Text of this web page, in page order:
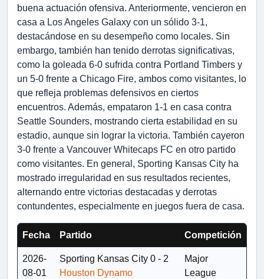
buena actuación ofensiva. Anteriormente, vencieron en
casa a Los Angeles Galaxy con un sólido 3-1,
destacándose en su desempeño como locales. Sin
embargo, también han tenido derrotas significativas,
como la goleada 6-0 sufrida contra Portland Timbers y
un 5-0 frente a Chicago Fire, ambos como visitantes, lo
que refleja problemas defensivos en ciertos
encuentros. Además, empataron 1-1 en casa contra
Seattle Sounders, mostrando cierta estabilidad en su
estadio, aunque sin lograr la victoria. También cayeron
3-0 frente a Vancouver Whitecaps FC en otro partido
como visitantes. En general, Sporting Kansas City ha
mostrado irregularidad en sus resultados recientes,
alternando entre victorias destacadas y derrotas
contundentes, especialmente en juegos fuera de casa.
Fecha Partido Competición
2026-
08-01
Sporting Kansas City 0 - 2
Houston Dynamo
Major
League